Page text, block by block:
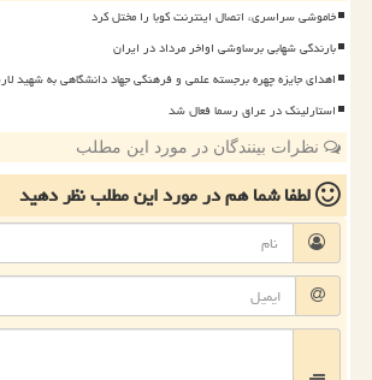
خاموشی سراسری، اتصال اینترنت کوبا را مختل کرد
بارندگی شهابی برساوشی اواخر مرداد در ایران
اهدای جایزه چهره برجسته علمی و فرهنگی جهاد دانشگاهی به شهید
استارلینک در عراق رسما فعال شد
نظرات بینندگان در مورد این مطلب
لطفا شما همدر مورد این مطلبنظر دهید